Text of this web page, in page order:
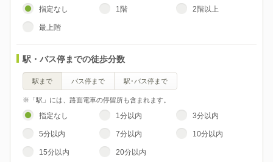
指定なし 1階 2階以上
最上階
駅・バス停までの徒歩分数
駅まで バス停まで 駅･バス停まで
指定なし 1分以内 3分以内
5分以内 7分以内 10分以内
15分以内 20分以内
※「駅」には、路面電車の停留所も含まれます。